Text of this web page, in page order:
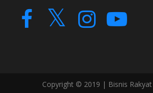
Copyright © 2019 | Bisnis